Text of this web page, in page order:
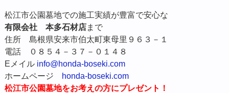
松江市公園墓地での施工実績が豊富で安心な
有限会社 本多石材店まで
住所 島根県安来市伯太町東母里９６３－１
電話 ０８５４－３７－０１４８
Eメイル info@honda-boseki.com
ホームページ
honda-boseki.com
松江市公園墓地をお考えの方にプレゼント！